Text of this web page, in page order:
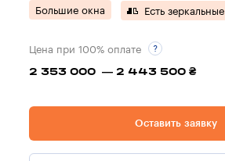
Большие окна Есть
Цена при 100% оплате
2 353 000 — 2 443 500 ₴
Оставить заявку